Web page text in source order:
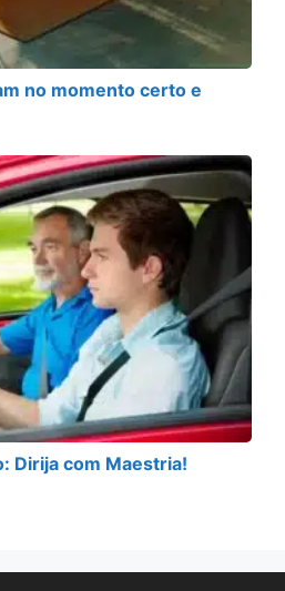
no momento certo e
Dirija com Maestria!